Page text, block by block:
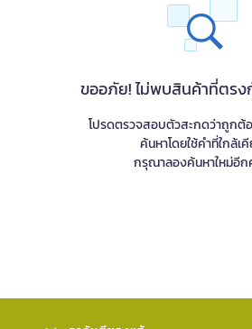
ขออภัย! ไม่พบสินค้าที่ตรง
โปรดตรวจสอบตัวสะกดว่าถูกต้
ค้นหาโดยใช้คำที่ใกล้เ
กรุณาลองค้นหาใหม่อี